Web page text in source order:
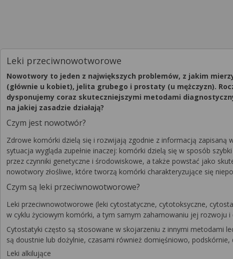
Leki przeciwnowotworowe
Nowotwory to jeden z największych problemów, z jakim
(głównie u kobiet), jelita grubego i prostaty (u mężczyzn).
dysponujemy coraz skuteczniejszymi metodami
na jakiej zasadzie działają?
Czym jest nowotwór?
Zdrowe komórki dzielą się i rozwijają zgodnie z informacją zapisaną
sytuacja wygląda zupełnie inaczej: komórki dzielą się w sposób
przez czynniki genetyczne i środowiskowe, a także powstać jako
nowotwory złośliwe, które tworzą komórki charakteryzujące się
Czym są leki przeciwnowotworowe?
Leki przeciwnowotworowe (leki cytostatyczne, cytotoksyczne,
w cyklu życiowym komórki, a tym samym zahamowaniu jej rozwoju
Cytostatyki często są stosowane w skojarzeniu z innymi metodami
są doustnie lub dożylnie, czasami również domięśniowo, podskórnie,
Leki alkilujące